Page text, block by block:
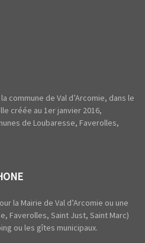
commune de Val d’Arcomie, dans le
créée au 1er janvier 2016,
de Loubaresse, Faverolles,
la Mairie de Val d’Arcomie ou une
Faverolles, Saint Just, Saint Marc)
ou les gîtes municipaux.